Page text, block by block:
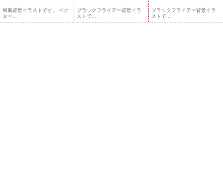
和風背景イラストです。 ベク
ター...
ブラックフライデー背景イラ
ストで...
ブラックフライデー背景イラ
ストで...